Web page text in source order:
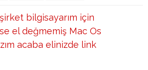
bilgisayarım için
el değmemiş Mac Os
acaba elinizde link